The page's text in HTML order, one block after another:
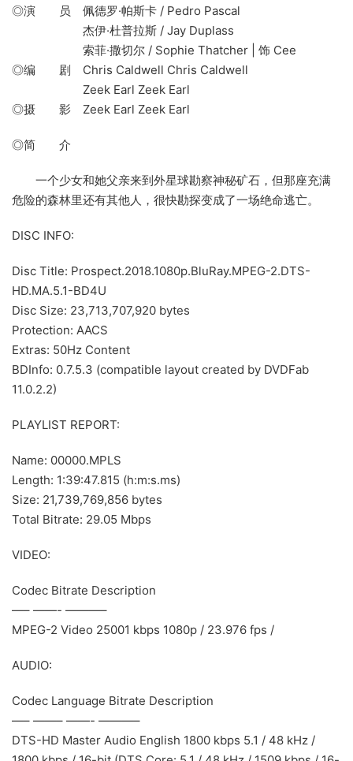
◎演 员 佩德罗·帕斯卡 / Pedro Pascal
杰伊·杜普拉斯 / Jay Duplass
索菲·撒切尔 / Sophie Thatcher | 饰 Cee
◎编 剧 Chris Caldwell Chris Caldwell
Zeek Earl Zeek Earl
◎摄 影 Zeek Earl Zeek Earl
◎简 介
一个少女和她父亲来到外星球勘察神秘矿石，但那座充满
危险的森林里还有其他人，很快勘探变成了一场绝命逃亡。
DISC INFO:
Disc Title: Prospect.2018.1080p.BluRay.MPEG-2.DTS-
HD.MA.5.1-BD4U
Disc Size: 23,713,707,920 bytes
Protection: AACS
Extras: 50Hz Content
BDInfo: 0.7.5.3 (compatible layout created by DVDFab
11.0.2.2)
PLAYLIST REPORT:
Name: 00000.MPLS
Length: 1:39:47.815 (h:m:s.ms)
Size: 21,739,769,856 bytes
Total Bitrate: 29.05 Mbps
VIDEO:
Codec Bitrate Description
—– ——- ———–
MPEG-2 Video 25001 kbps 1080p / 23.976 fps /
AUDIO:
Codec Language Bitrate Description
—– ——– ——- ———–
DTS-HD Master Audio English 1800 kbps 5.1 / 48 kHz /